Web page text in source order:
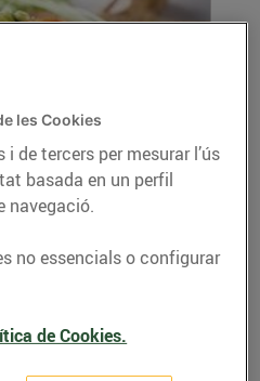
quinoa amb
amb espaguetis
a 4 persones: 150 g
les Cookies
de tercers per mesurar l’ús
basada en un perfil
navegació.
no essencials o configurar
de Cookies.